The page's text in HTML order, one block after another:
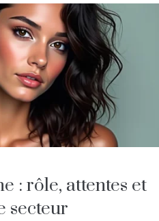
: rôle, attentes et
secteur